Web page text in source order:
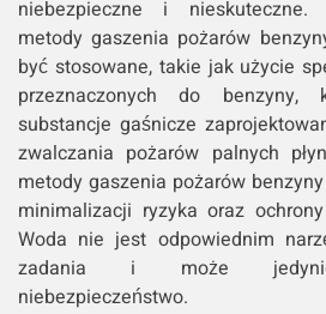
niebezpieczne i nieskuteczne.
metody gaszenia pożarów
być stosowane, takie jak użycie
przeznaczonych do benzyny,
substancje gaśnicze
zwalczania pożarów palnych
metody gaszenia pożarów
minimalizacji ryzyka oraz
Woda nie jest odpowiednim
zadania i może
niebezpieczeństwo.